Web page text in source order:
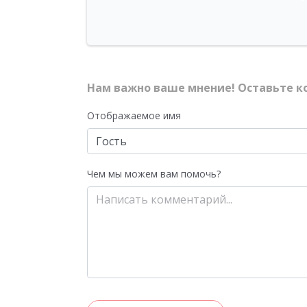
Нам важно ваше мнение! Оставьте
Отображаемое имя
Чем мы можем вам помочь?